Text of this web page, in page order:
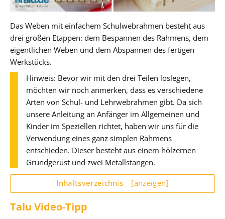
Das Weben mit einfachem Schulwebrahmen besteht aus
drei großen Etappen: dem Bespannen des Rahmens, dem
eigentlichen Weben und dem Abspannen des fertigen
Werkstücks.
Hinweis: Bevor wir mit den drei Teilen loslegen,
möchten wir noch anmerken, dass es verschiedene
Arten von Schul- und Lehrwebrahmen gibt. Da sich
unsere Anleitung an Anfänger im Allgemeinen und
Kinder im Speziellen richtet, haben wir uns für die
Verwendung eines ganz simplen Rahmens
entschieden. Dieser besteht aus einem hölzernen
Grundgerüst und zwei Metallstangen.
Inhaltsverzeichnis [anzeigen]
Talu Video-Tipp